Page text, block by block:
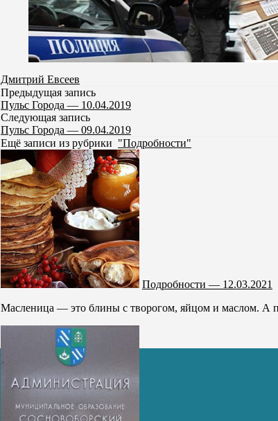
Дмитрий Евсеев
Предыдущая запись
Пульс Города — 10.04.2019
Следующая запись
Пульс Города — 09.04.2019
Ещё записи из рубрики "Подробности"
Подробности — 12.03.2021
Масленица — это блины с творогом, яйцом и маслом. А